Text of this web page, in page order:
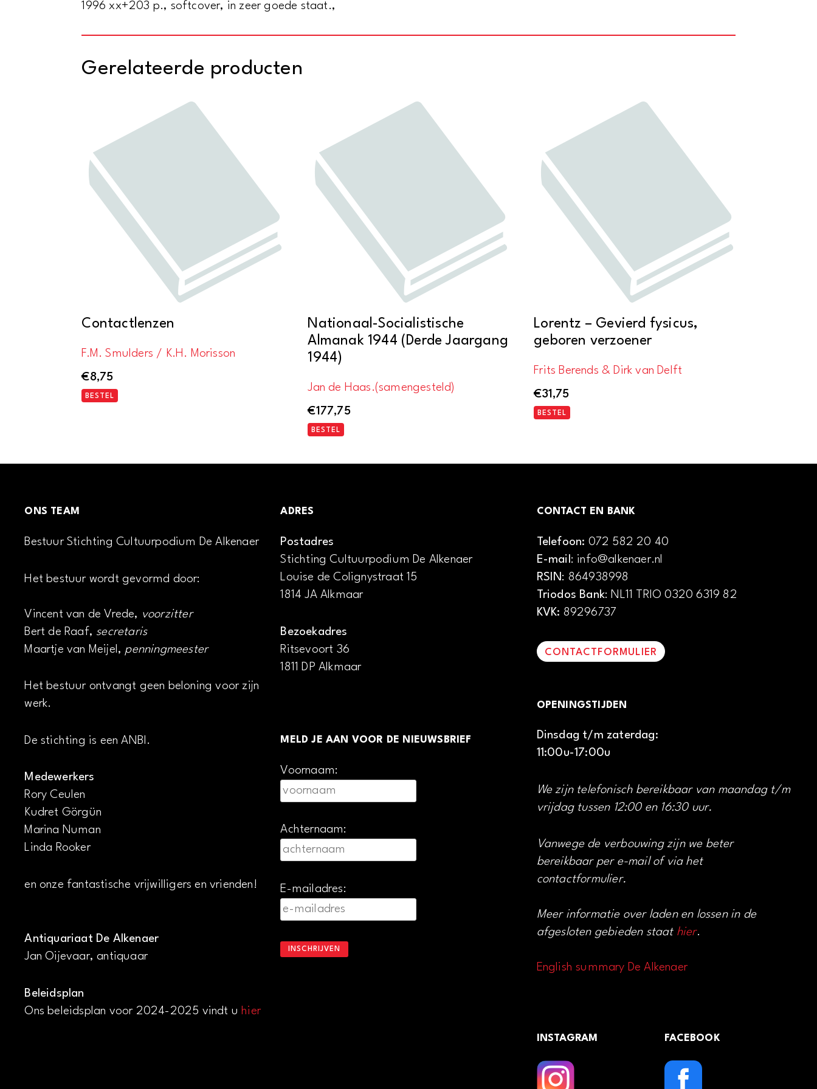
1996 xx+203 p., softcover, in zeer goede staat.,
Gerelateerde producten
Contactlenzen
F.M. Smulders / K.H. Morisson
€8,75
BESTEL
Nationaal-Socialistische
Almanak 1944 (Derde Jaargang
1944)
Jan de Haas.(samengesteld)
€177,75
BESTEL
Lorentz – Gevierd fysicus,
geboren verzoener
Frits Berends & Dirk van Delft
€31,75
BESTEL
ONS TEAM
Bestuur Stichting Cultuurpodium De Alkenaer
Het bestuur wordt gevormd door:
Vincent van de Vrede, voorzitter
Bert de Raaf, secretaris
Maartje van Meijel, penningmeester
Het bestuur ontvangt geen beloning voor zijn
werk.
De stichting is een ANBI.
Medewerkers
Rory Ceulen
Kudret Görgün
Marina Numan
Linda Rooker
en onze fantastische vrijwilligers en vrienden!
Antiquariaat De Alkenaer
Jan Oijevaar, antiquaar
Beleidsplan
Ons beleidsplan voor 2024-2025 vindt u hier
ADRES
Postadres
Stichting Cultuurpodium De Alkenaer
Louise de Colignystraat 15
1814 JA Alkmaar
Bezoekadres
Ritsevoort 36
1811 DP Alkmaar
MELD JE AAN VOOR DE NIEUWSBRIEF
Voornaam:
Achternaam:
E-mailadres:
CONTACT EN BANK
Telefoon: 072 582 20 40
E-mail: info@alkenaer.nl
RSIN: 864938998
Triodos Bank: NL11 TRIO 0320 6319 82
KVK: 89296737
CONTACTFORMULIER
OPENINGSTIJDEN
Dinsdag t/m zaterdag:
11:00u-17:00u
We zijn telefonisch bereikbaar van maandag t/m
vrijdag tussen 12:00 en 16:30 uur.
Vanwege de verbouwing zijn we beter
bereikbaar per e-mail of via het
contactformulier.
Meer informatie over laden en lossen in de
afgesloten gebieden staat hier.
English summary De Alkenaer
INSTAGRAM FACEBOOK